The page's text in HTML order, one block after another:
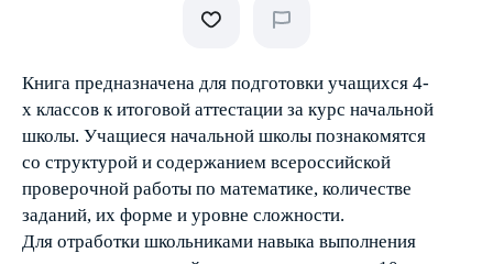
Книга предназначена для подготовки учащихся 4-
х классов к итоговой аттестации за курс начальной
школы. Учащиеся начальной школы познакомятся
со структурой и содержанием всероссийской
проверочной работы по математике, количестве
заданий, их форме и уровне сложности.
Для отработки школьниками навыка выполнения